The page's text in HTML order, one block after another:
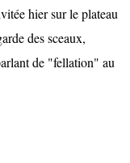
hier sur le plateau
des sceaux,
de "fellation" au